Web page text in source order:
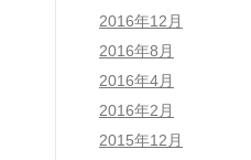
2016年12月
2016年8月
2016年4月
2016年2月
2015年12月